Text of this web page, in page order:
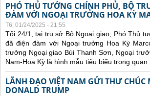
PHÓ THỦ TƯỚNG CHÍNH PHỦ, BỘ
ĐÀM VỚI NGOẠI TRƯỞNG HOA KỲ
T6, 01/24/2025 - 21:55
Tối 24/1, tại trụ sở Bộ Ngoại giao, Phó Thủ
đã điện đàm với Ngoại trưởng Hoa Kỳ
trưởng Ngoại giao Bùi Thanh Sơn, Ngoại
Nam-Hoa Kỳ là hình mẫu tiêu biểu trong quan
LÃNH ĐẠO VIỆT NAM GỬI THƯ
DONALD TRUMP